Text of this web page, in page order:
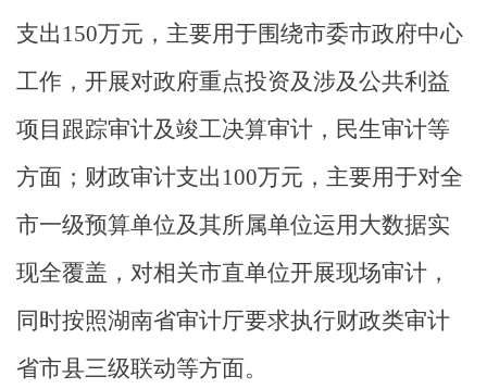
支出 150万元，主要用于围绕市委市政府中心
工作，开展对政府重点投资及涉及公共利益
项目跟踪审计及竣工决算审计， 民生审计等
方面 ；财政审计支出 100万元， 主要用于对全
市一级预算单位及其所属单位运用大数据实
现全覆盖，对相关市直单位开展现场审计，
同时按照湖南省审计厅要求执行财政类审计
省市县三级联动等方面。